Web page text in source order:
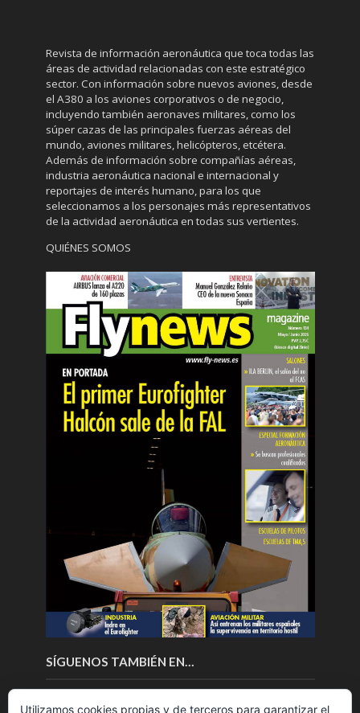
Revista de información aeronáutica que toca todas las
áreas de actividad relacionadas con este estratégico
sector. Con información sobre nuevos aviones, desde
el A380 a los aviones corporativos o de negocio,
incluyendo también aeronaves militares, como los
súper cazas de las principales fuerzas aéreas del
mundo, aviones militares, helicópteros, etcétera.
Además de información sobre compañías aéreas,
industria aeronáutica nacional e internacional y
reportajes de interés humano, para los que
seleccionamos a los personajes más representativos
de la actividad aeronáutica en todas sus vertientes.
QUIÉNES SOMOS
SÍGUENOS TAMBIÉN EN…
Utilizamos cookies propias y de terceros para garantizar el